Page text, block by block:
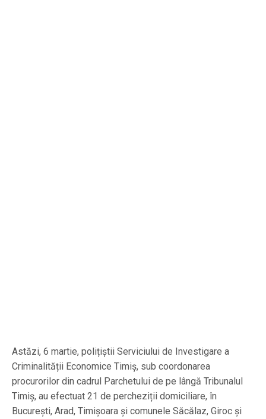
Astăzi, 6 martie, polițiștii Serviciului de Investigare a
Criminalității Economice Timiș, sub coordonarea
procurorilor din cadrul Parchetului de pe lângă Tribunalul
Timiș, au efectuat 21 de percheziții domiciliare, în
București, Arad, Timișoara și comunele Săcălaz, Giroc și